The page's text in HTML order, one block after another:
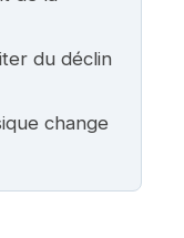
du déclin
change